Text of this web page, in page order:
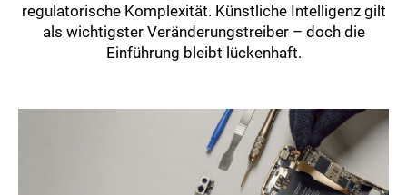
regulatorische Komplexität. Künstliche Intelligenz gilt
als wichtigster Veränderungstreiber – doch die
Einführung bleibt lückenhaft.